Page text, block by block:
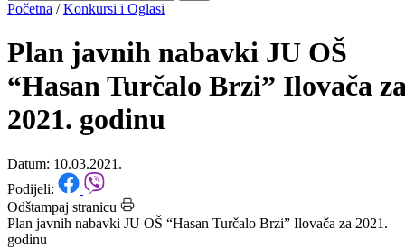
Početna /Konkursi i Oglasi
Plan javnih nabavki JU OŠ
“Hasan Turčalo Brzi” Ilovača
2021. godinu
Datum: 10.03.2021.
Podijeli:
Odštampaj stranicu
Plan javnih nabavki JU OŠ “Hasan Turčalo Brzi” Ilovača za 2021.
godinu